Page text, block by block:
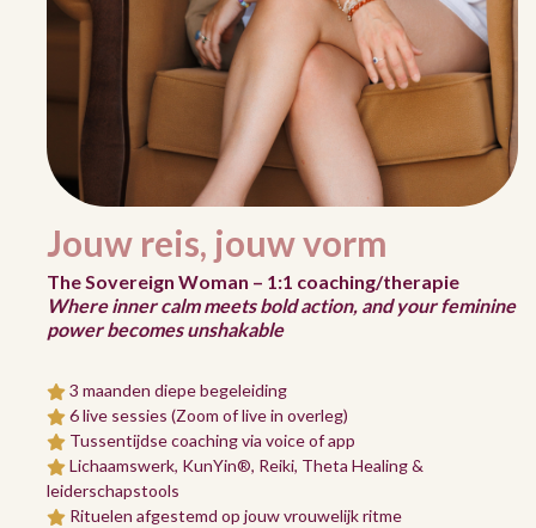
Jouw reis, jouw vorm
The Sovereign Woman – 1:1 coaching/therapie
Where inner calm meets bold action, and your feminine
power becomes unshakable
3 maanden diepe begeleiding
6 live sessies (Zoom of live in overleg)
Tussentijdse coaching via voice of app
Lichaamswerk, KunYin®, Reiki, Theta Healing &
leiderschapstools
Rituelen afgestemd op jouw vrouwelijk ritme